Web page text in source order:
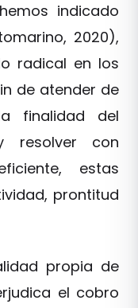
indicado
2020),
radical en los
de atender de
finalidad del
resolver con
estas
prontitud
propia de
el cobro